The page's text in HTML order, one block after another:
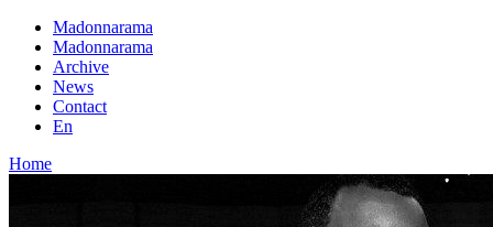
Madonnarama
Madonnarama
Archive
News
Contact
En
Home